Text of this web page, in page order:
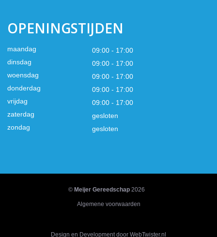
OPENINGSTIJDEN
maandag
09:00 - 17:00
dinsdag
09:00 - 17:00
woensdag
09:00 - 17:00
donderdag
09:00 - 17:00
vrijdag
09:00 - 17:00
zaterdag
gesloten
zondag
gesloten
© Meijer Gereedschap 2026
Algemene voorwaarden
Design en Development door WebTwister.nl